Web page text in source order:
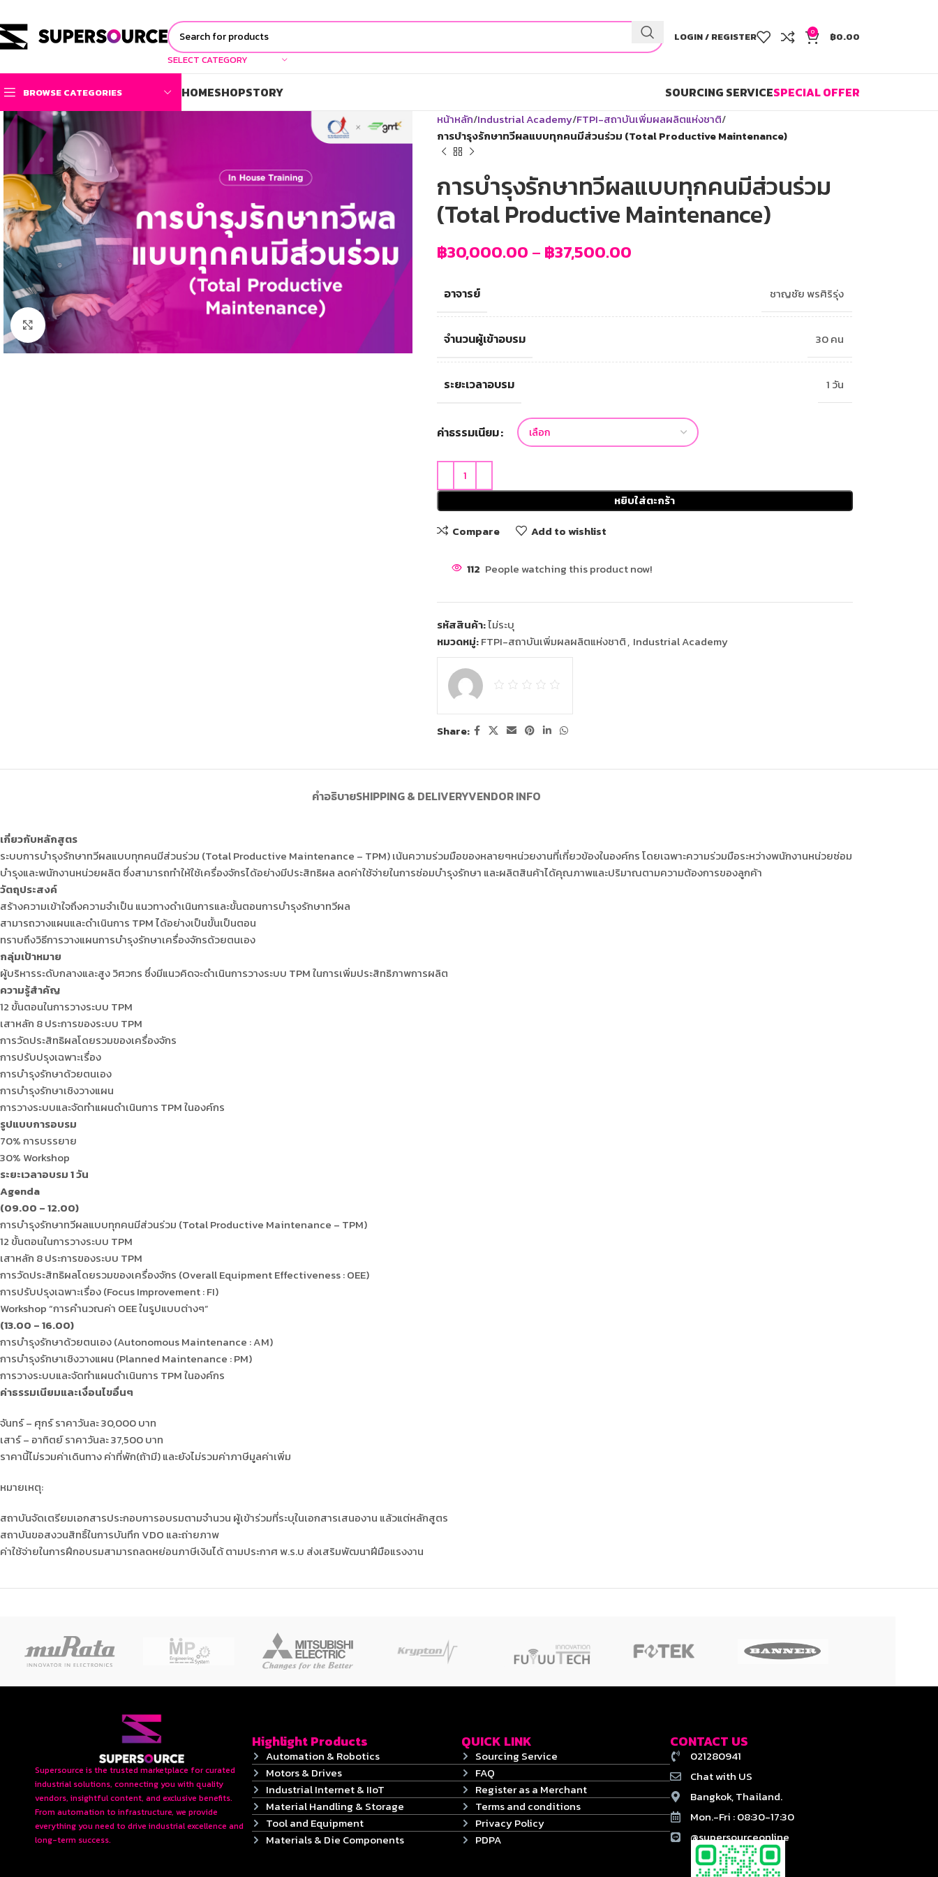
SELECT CATEGORY
LOGIN / REGISTER 0 ฿0.00
BROWSE CATEGORIES HOMESHOPSTORY SOURCING SERVICESPECIAL OFFER
Click to enlarge
หน้าหลัก Industrial Academy FTPI-สถาบันเพิ่มผลผลิตแห่งชาติ
การบำรุงรักษาทวีผลแบบทุกคนมีส่วนร่วม (Total Productive Maintenance)
การบำรุงรักษาทวีผลแบบทุกคนมีส่วนร่วม
(Total Productive Maintenance)
฿30,000.00 – ฿37,500.00
อาจารย์ ชาญชัย พรศิริรุ่ง
จำนวนผู้เข้าอบรม 30 คน
ระยะเวลาอบรม 1 วัน
ค่าธรรมเนียม
หยิบใส่ตะกร้า
Compare
Add to wishlist
112 People watching this product now!
รหัสสินค้า:ไม่ระบุ
หมวดหมู่:FTPI-สถาบันเพิ่มผลผลิตแห่งชาติ, Industrial Academy
Share:
คำอธิบายSHIPPING & DELIVERYVENDOR INFO
เกี่ยวกับหลักสูตร
ระบบการบำรุงรักษาทวีผลแบบทุกคนมีส่วนร่วม (Total Productive Maintenance – TPM) เน้นความร่วมมือของหลายๆหน่วยงานที่เกี่ยวข้องในองค์กร โดยเฉพาะความร่วมมือระหว่างพนักงานหน่วยซ่อม
บำรุงและพนักงานหน่วยผลิต ซึ่งสามารถทำให้ใช้เครื่องจักรได้อย่างมีประสิทธิผล ลดค่าใช้จ่ายในการซ่อมบำรุงรักษา และผลิตสินค้าได้คุณภาพและปริมาณตามความต้องการของลูกค้า
วัตถุประสงค์
สร้างความเข้าใจถึงความจำเป็น แนวทางดำเนินการและขั้นตอนการบำรุงรักษาทวีผล
สามารถวางแผนและดำเนินการ TPM ได้อย่างเป็นขั้นเป็นตอน
ทราบถึงวิธีการวางแผนการบำรุงรักษาเครื่องจักรด้วยตนเอง
กลุ่มเป้าหมาย
ผู้บริหารระดับกลางและสูง วิศวกร ซึ่งมีแนวคิดจะดำเนินการวางระบบ TPM ในการเพิ่มประสิทธิภาพการผลิต
ความรู้สำคัญ
12 ขั้นตอนในการวางระบบ TPM
เสาหลัก 8 ประการของระบบ TPM
การวัดประสิทธิผลโดยรวมของเครื่องจักร
การปรับปรุงเฉพาะเรื่อง
การบำรุงรักษาด้วยตนเอง
การบำรุงรักษาเชิงวางแผน
การวางระบบและจัดทำแผนดำเนินการ TPM ในองค์กร
รูปแบบการอบรม
70% การบรรยาย
30% Workshop
ระยะเวลาอบรม 1 วัน
Agenda
(09.00 – 12.00)
การบำรุงรักษาทวีผลแบบทุกคนมีส่วนร่วม (Total Productive Maintenance – TPM)
12 ขั้นตอนในการวางระบบ TPM
เสาหลัก 8 ประการของระบบ TPM
การวัดประสิทธิผลโดยรวมของเครื่องจักร (Overall Equipment Effectiveness : OEE)
การปรับปรุงเฉพาะเรื่อง (Focus Improvement : FI)
Workshop “การคำนวณค่า OEE ในรูปแบบต่างๆ”
(13.00 – 16.00)
การบำรุงรักษาด้วยตนเอง (Autonomous Maintenance : AM)
การบำรุงรักษาเชิงวางแผน (Planned Maintenance : PM)
การวางระบบและจัดทำแผนดำเนินการ TPM ในองค์กร
ค่าธรรมเนียมและเงื่อนไขอื่นๆ
จันทร์ – ศุกร์ ราคาวันละ 30,000 บาท
เสาร์ – อาทิตย์ ราคาวันละ 37,500 บาท
ราคานี้ไม่รวมค่าเดินทาง ค่าที่พัก(ถ้ามี) และยังไม่รวมค่าภาษีมูลค่าเพิ่ม
หมายเหตุ:
สถาบันจัดเตรียมเอกสารประกอบการอบรมตามจำนวน ผู้เข้าร่วมที่ระบุในเอกสารเสนองาน แล้วแต่หลักสูตร
สถาบันขอสงวนสิทธิ์ในการบันทึก VDO และถ่ายภาพ
ค่าใช้จ่ายในการฝึกอบรมสามารถลดหย่อนภาษีเงินได้ ตามประกาศ พ.ร.บ ส่งเสริมพัฒนาฝีมือแรงงาน
Supersource is the trusted marketplace for curated
industrial solutions, connecting you with quality
vendors, insightful content, and exclusive benefits.
From automation to infrastructure, we provide
everything you need to drive industrial excellence and
long-term success.
Highlight Products
Automation & Robotics
Motors & Drives
Industrial Internet & IIoT
Material Handling & Storage
Tool and Equipment
Materials & Die Components
QUICK LINK
Sourcing Service
FAQ
Register as a Merchant
Terms and conditions
Privacy Policy
PDPA
CONTACT US
021280941
Chat with US
Bangkok, Thailand.
Mon.-Fri : 08:30-17:30
@supersourceonline